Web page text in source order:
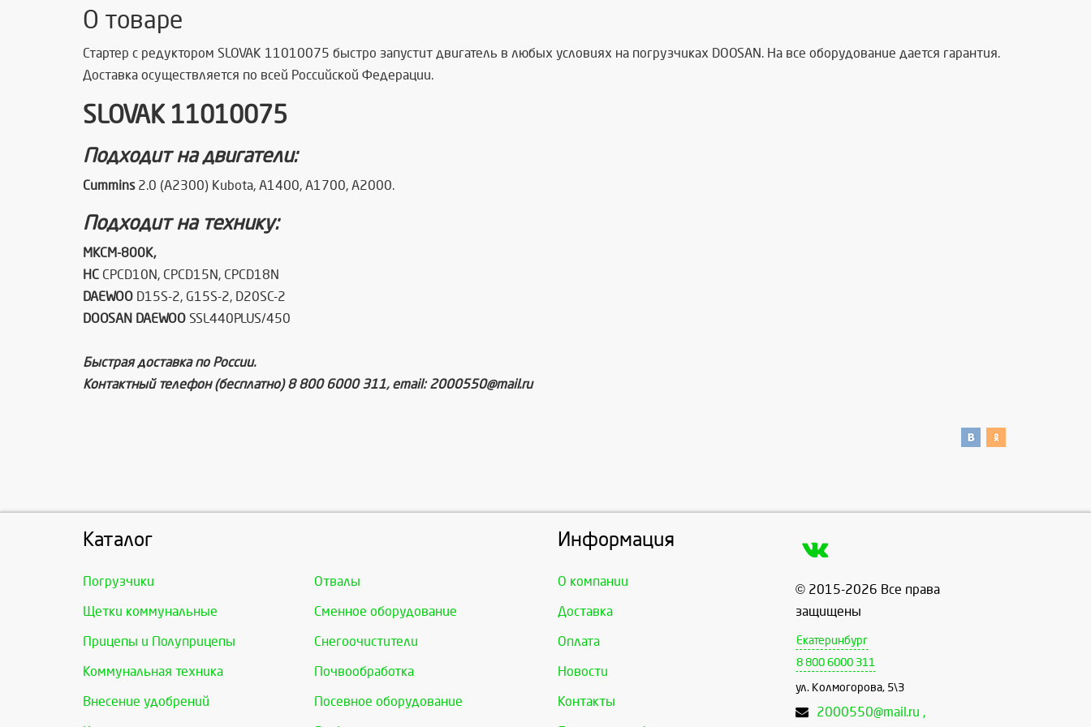
О товаре
Стартер с редуктором SLOVAK 11010075 быстро запустит двигатель в любых условиях на погрузчиках DOOSAN. На все оборудование дается гарантия.
Доставка осуществляется по всей Российской Федерации.
SLOVAK 11010075
Подходит на двигатели:
Cummins2.0 (A2300) Kubota, A1400, A1700, A2000.
Подходит на технику:
МКСМ-800К,
HC CPCD10N, CPCD15N, CPCD18N
DAEWOO D15S-2, G15S-2, D20SC-2
DOOSAN DAEWOO SSL440PLUS/450
Быстрая доставка по России.
Контактный телефон (бесплатно) 8 800 6000 311, email: 2000550@mail.ru
Каталог
Погрузчики Отвалы
Щетки коммунальные Сменное оборудование
Прицепы и Полуприцепы Снегоочистители
Коммунальная техника Почвообработка
Внесение удобрений Посевное оборудование
Информация
О компании
Доставка
Оплата
Новости
Контакты
© 2015-2026 Все права
защищены
Екатеринбург
8 800 6000 311
ул. Колмогорова, 5\3
2000550@mail.ru ,